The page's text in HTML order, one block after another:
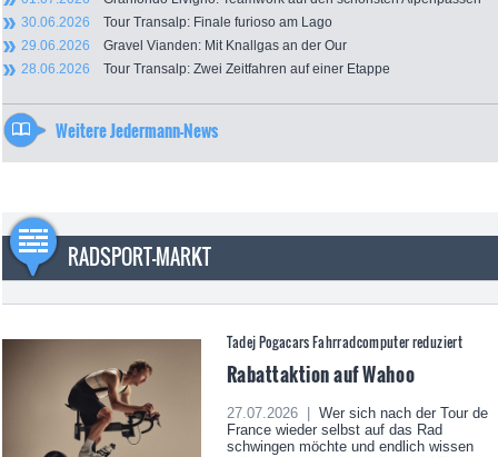
30.06.2026 Tour Transalp: Finale furioso am Lago
29.06.2026 Gravel Vianden: Mit Knallgas an der Our
28.06.2026 Tour Transalp: Zwei Zeitfahren auf einer Etappe
Weitere Jedermann-News
RADSPORT-MARKT
Tadej Pogacars Fahrradcomputer reduziert
Rabattaktion auf Wahoo
27.07.2026 |
Wer sich nach der Tour de
France wieder selbst auf das Rad
schwingen möchte und endlich wissen